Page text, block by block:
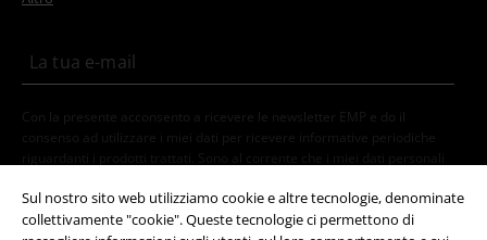
Sul nostro sito web utilizziamo cookie e altre tecnologie, denominate
collettivamente "cookie". Queste tecnologie ci permettono di
Con la presente acconsento a ricevere le newsletter EMP e do il
consenso ad utilizzare i miei dati per ricevere informative periodiche
tale consenso in qualunque momento, tramite il link di disiscrizione
presente in ogni newsletter.